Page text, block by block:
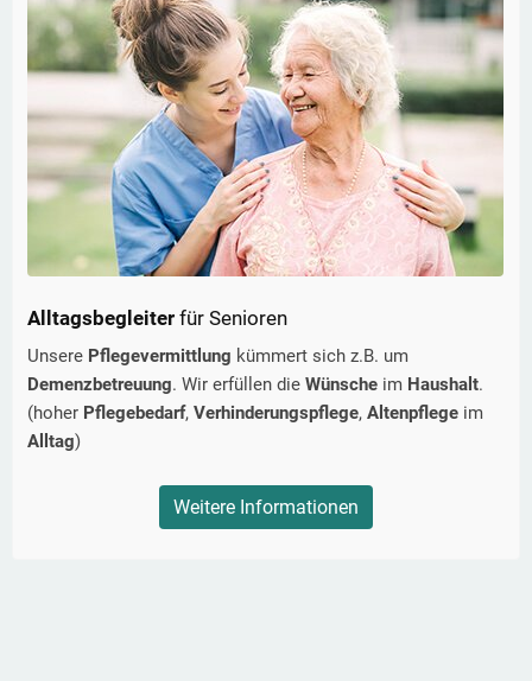
Alltagsbegleiter für Senioren
Unsere Pflegevermittlung kümmert sich z.B. um
Demenzbetreuung. Wir erfüllen die Wünsche im Haushalt.
(hoher Pflegebedarf, Verhinderungspflege, Altenpflege im
Alltag)
Weitere Informationen